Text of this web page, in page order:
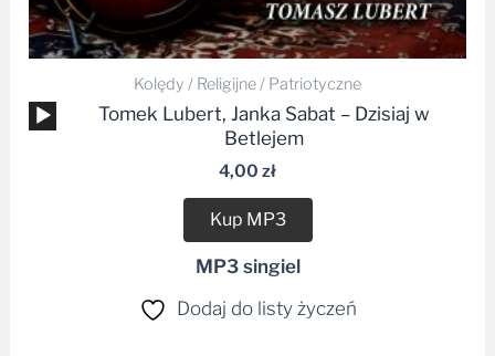
Kolędy / Religijne / Patriotyczne
Odtwarzacz
plików
dźwiękowych
Tomek Lubert, Janka Sabat – Dzisiaj w
Betlejem
4,00 zł
Kup MP3
MP3 singiel
Dodaj do listy życzeń